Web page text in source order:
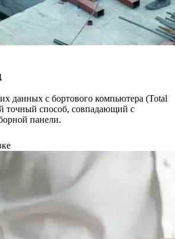
данных с бортового компьютера (Total
точный способ, совпадающий с
панели.